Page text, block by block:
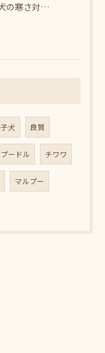
犬の寒さ対策に最適な暖房器具選び
子犬 良質
プードル チワワ
マルプー